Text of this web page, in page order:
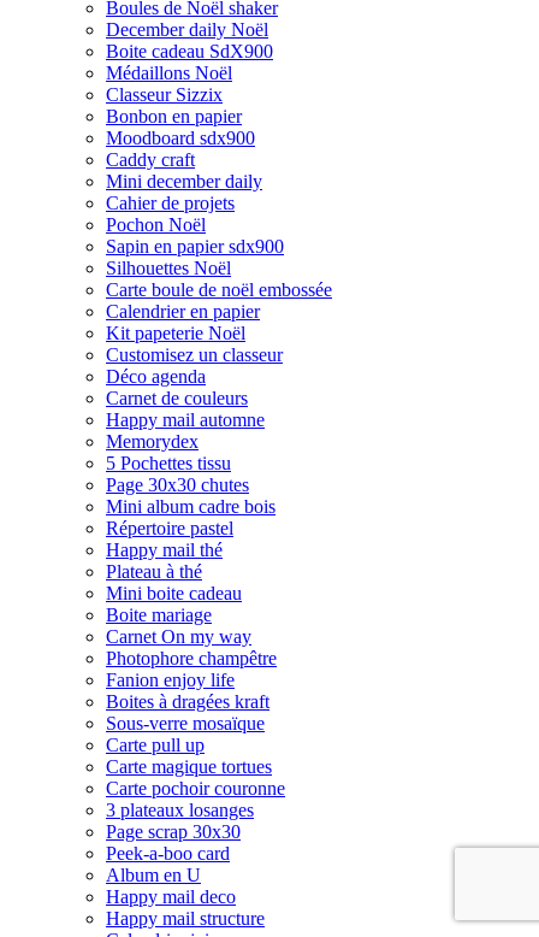
Boules de Noël shaker
December daily Noël
Boite cadeau SdX900
Médaillons Noël
Classeur Sizzix
Bonbon en papier
Moodboard sdx900
Caddy craft
Mini december daily
Cahier de projets
Pochon Noël
Sapin en papier sdx900
Silhouettes Noël
Carte boule de noël embossée
Calendrier en papier
Kit papeterie Noël
Customisez un classeur
Déco agenda
Carnet de couleurs
Happy mail automne
Memorydex
5 Pochettes tissu
Page 30x30 chutes
Mini album cadre bois
Répertoire pastel
Happy mail thé
Plateau à thé
Mini boite cadeau
Boite mariage
Carnet On my way
Photophore champêtre
Fanion enjoy life
Boites à dragées kraft
Sous-verre mosaïque
Carte pull up
Carte magique tortues
Carte pochoir couronne
3 plateaux losanges
Page scrap 30x30
Peek-a-boo card
Album en U
Happy mail deco
Happy mail structure